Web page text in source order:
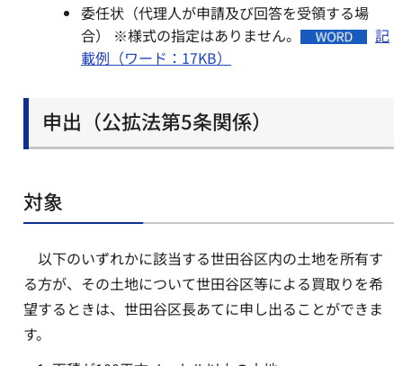
委任状（代理人が申請及び回答を受領する場
合） ※様式の指定はありません。
記
載例（ワード：17KB）
申出（公拡法第5条関係）
対象
以下のいずれかに該当する世田谷区内の土地を所有す
る方が、その土地について世田谷区等による買取りを希
望するときは、世田谷区長あてに申し出ることができま
す。